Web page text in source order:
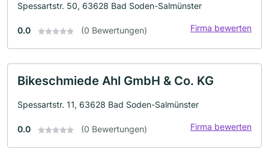
Spessartstr. 50, 63628 Bad Soden-Salmünster
0.0 (0 Bewertungen) Firma bewerten
Bikeschmiede Ahl GmbH & Co. KG
Spessartstr. 11, 63628 Bad Soden-Salmünster
0.0 (0 Bewertungen) Firma bewerten